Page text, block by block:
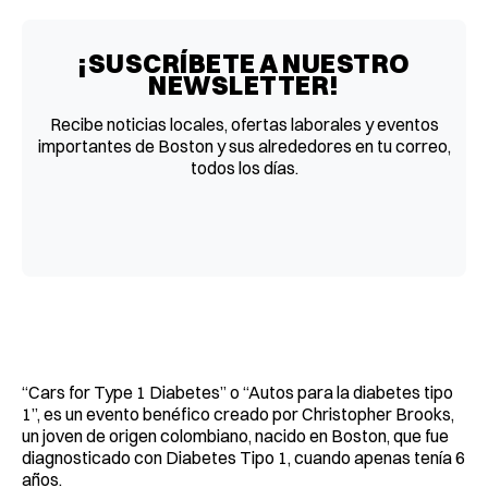
¡SUSCRÍBETE A NUESTRO
NEWSLETTER!
Recibe noticias locales, ofertas laborales y eventos
importantes de Boston y sus alrededores en tu correo,
todos los días.
“Cars for Type 1 Diabetes” o “Autos para la diabetes tipo
1”, es un evento benéfico creado por Christopher Brooks,
un joven de origen colombiano, nacido en Boston, que fue
diagnosticado con Diabetes Tipo 1, cuando apenas tenía 6
años.